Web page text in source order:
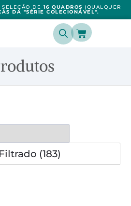
SELEÇÃO DE 16 QUADROS (QUALQUER
DA "SÉRIE COLECIONÁVEL".
Filtrado (183)